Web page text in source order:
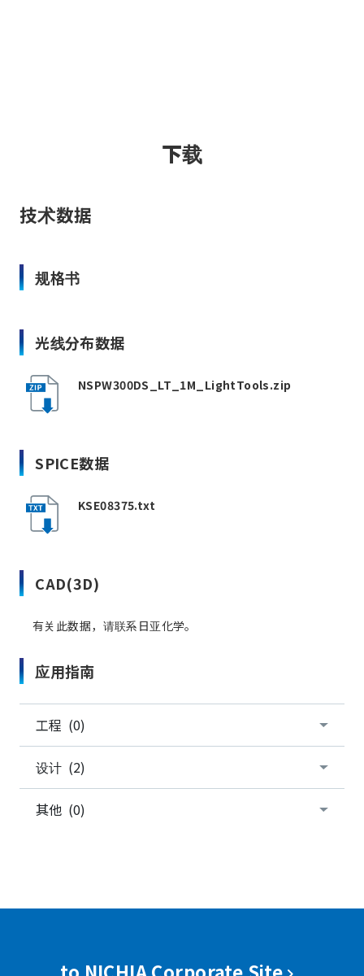
下载
技术数据
规格书
光线分布数据
NSPW300DS_LT_1M_LightTools.zip
SPICE数据
KSE08375.txt
CAD(3D)
有关此数据，请联系日亚化学。
应用指南
工程 (0)
设计 (2)
其他 (0)